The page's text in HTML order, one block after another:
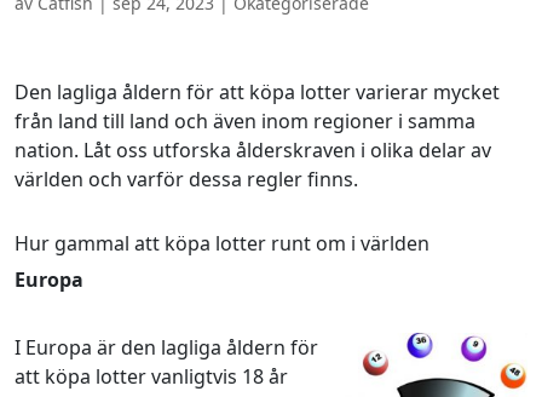
Den lagliga åldern för att köpa lotter varierar mycket
från land till land och även inom regioner i samma
nation. Låt oss utforska ålderskraven i olika delar av
världen och varför dessa regler finns.
Hur gammal att köpa lotter runt om i världen
Europa
I Europa är den lagliga åldern för
att köpa lotter vanligtvis 18 år